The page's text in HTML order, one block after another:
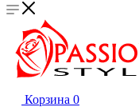
Корзина 0